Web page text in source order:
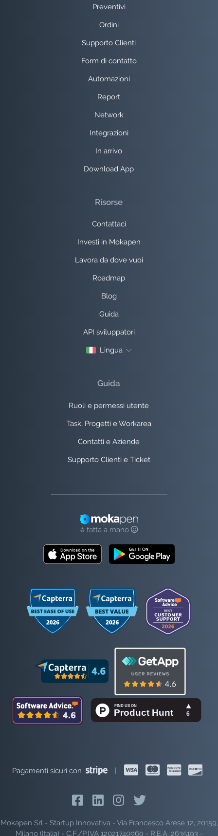
Preventivi
Ordini
Supporto Clienti
Form di contatto
Automazioni
Report
Network
Integrazioni
In arrivo
Download App
Risorse
Contattaci
Investi in Mokapen
Lavora da dove vuoi
Roadmap
Blog
Guida
API sviluppatori
Lingua
Guida
Ruoli e permessi utente
Task, Progetti e Workarea
Contatti e Aziende
Supporto Clienti e Ticket
è fatta a mano
Pagamenti sicuri con |
Mokapen Srl - Startup Innovativa - Via Francesco Arese 12, 20159,
Milano (Italia) - C.F./P.IVA 12021740969 - R.E.A. 2635193 -